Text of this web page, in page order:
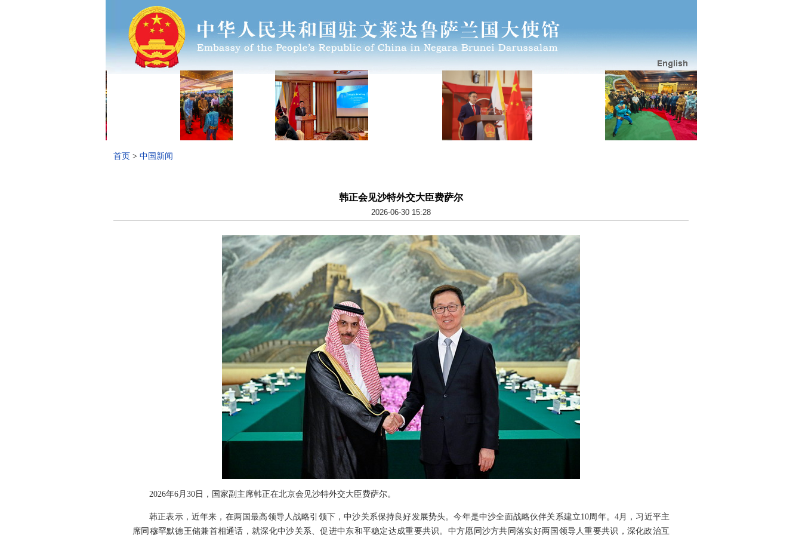
首页 > 中国新闻
韩正会见沙特外交大臣费萨尔
2026-06-30 15:28
2026年6月30日，国家副主席韩正在北京会见沙特外交大臣费萨尔。
韩正表示，近年来，在两国最高领导人战略引领下，中沙关系保持良好发展势头。今年是中沙全面战略伙伴关系建立10周年。4月，习近平主
席同穆罕默德王储兼首相通话，就深化中沙关系、促进中东和平稳定达成重要共识。中方愿同沙方共同落实好两国领导人重要共识，深化政治互